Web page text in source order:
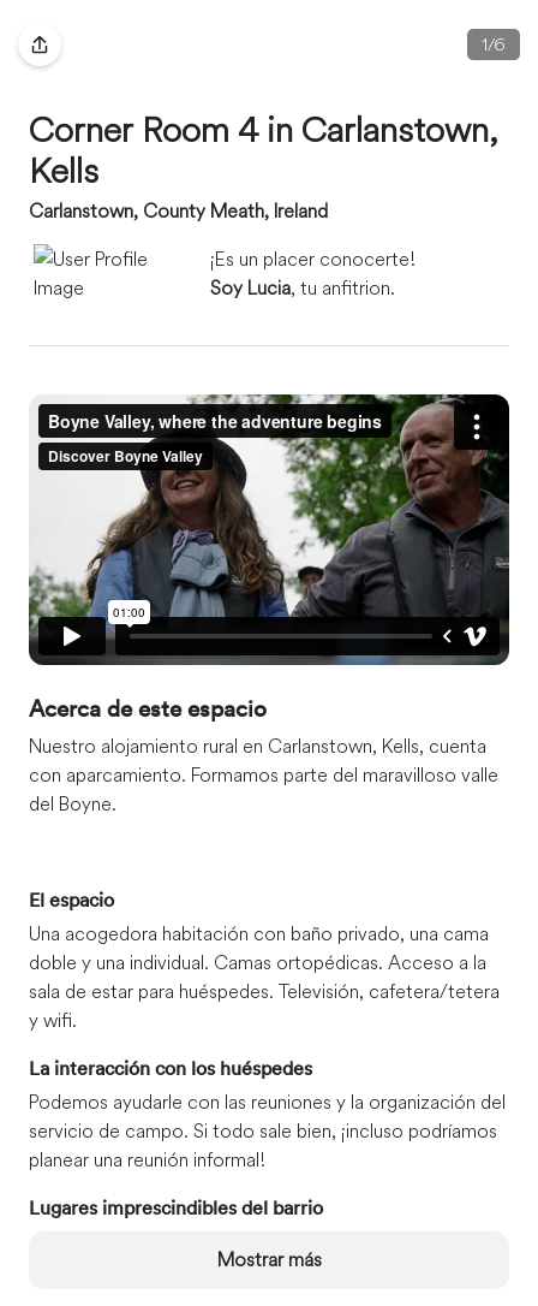
1/6
Corner Room 4 in Carlanstown,
Kells
Carlanstown, County Meath, Ireland
¡Es un placer conocerte!
Soy Lucia, tu anfitrion.
Acerca de este espacio
Nuestro alojamiento rural en Carlanstown, Kells, cuenta
con aparcamiento. Formamos parte del maravilloso valle
del Boyne.
El espacio
Una acogedora habitación con baño privado, una cama
doble y una individual. Camas ortopédicas. Acceso a la
sala de estar para huéspedes. Televisión, cafetera/tetera
y wifi.
La interacción con los huéspedes
Podemos ayudarle con las reuniones y la organización del
servicio de campo. Si todo sale bien, ¡incluso podríamos
planear una reunión informal!
Lugares imprescindibles del barrio
una farmacia, un restaurante de comida para llevar y dos
Mostrar más